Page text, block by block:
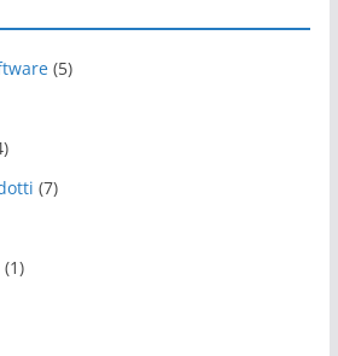
(5)
(7)
(1)